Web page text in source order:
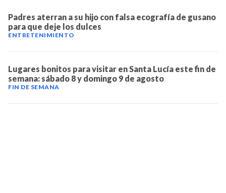
Padres aterran a su hijo con falsa ecografía de gusano
para que deje los dulces
ENTRETENIMIENTO
Lugares bonitos para visitar en Santa Lucía este fin de
semana: sábado 8 y domingo 9 de agosto
FIN DE SEMANA